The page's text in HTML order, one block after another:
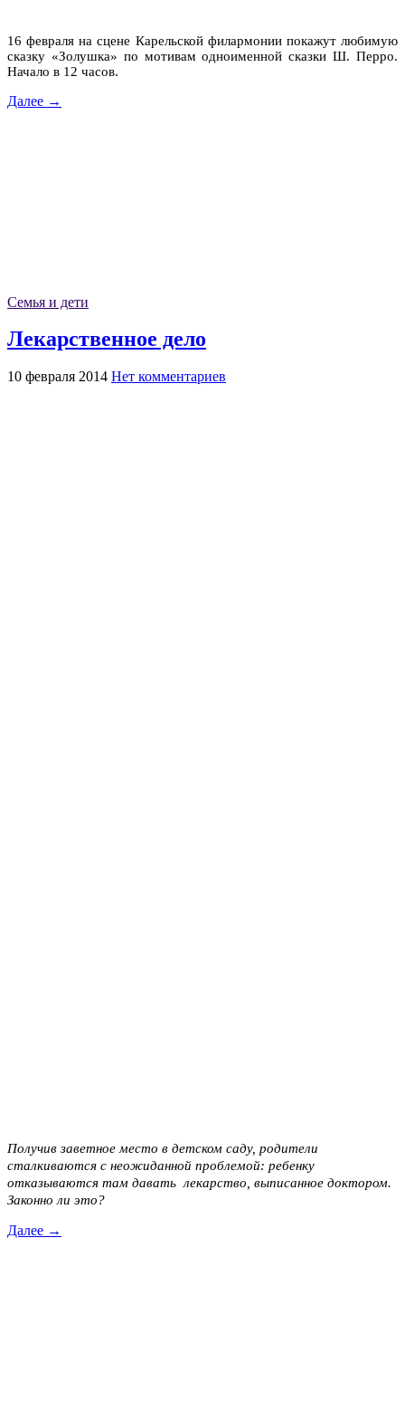
16 февраля на сцене Карельской филармонии покажут любимую
сказку «Золушка» по мотивам одноименной сказки Ш. Перро.
Начало в 12 часов.
Далее →
Семья и дети
Лекарственное дело
10 февраля 2014 Нет комментариев
Получив заветное место в детском саду, родители
сталкиваются с неожиданной проблемой: ребенку
отказываются там давать лекарство, выписанное доктором.
Законно ли это?
Далее →